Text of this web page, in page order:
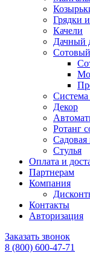
Грядки
Качели
Дачный
Система
Декор
Ротанг
Садовая
Стулья
Оплата и
Партнерам
Компания
Контакты
Авторизация
Заказать звонок
8 (800) 600-47-71